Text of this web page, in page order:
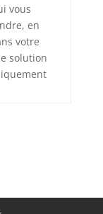
vous
en
votre
solution